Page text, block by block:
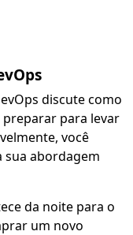
discute como
preparar para levar
você
sua abordagem
da noite para o
um novo